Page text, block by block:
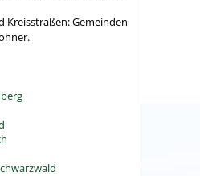
Kreisstraßen: Gemeinden